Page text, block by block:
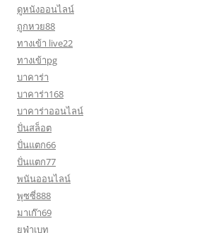
ดูหนังออนไลน์
ถูกหวย88
ทางเข้า live22
ทางเข้าpg
บาคาร่า
บาคาร่า168
บาคาร่าออนไลน์
ปั่นสล็อต
ปั่นแตก66
ปั่นแตก77
พนันออนไลน์
พุซซี่888
มาเก๊า69
ยูฟ่าเบท